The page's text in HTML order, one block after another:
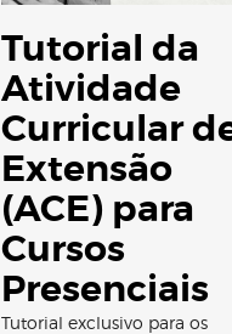
Tutorial da
Atividade
Curricular
Extensão
(ACE) para
Cursos
Presenciais
Tutorial exclusivo para os